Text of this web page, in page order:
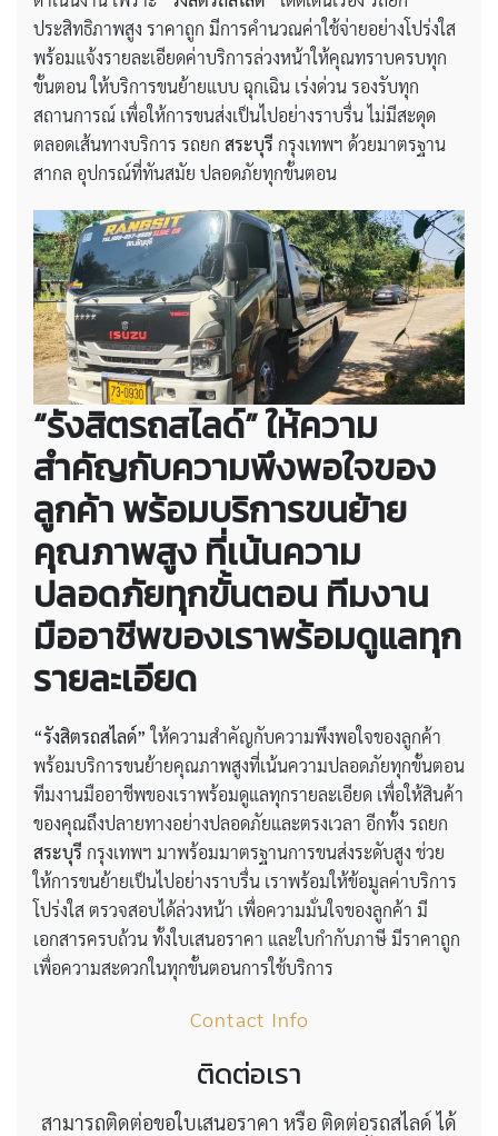
ประสิทธิภาพสูง ราคาถูก มีการคำนวณค่าใช้จ่ายอย่างโปร่งใส
พร้อมแจ้งรายละเอียดค่าบริการล่วงหน้าให้คุณทราบครบทุก
ขั้นตอน ให้บริการขนย้ายแบบ ฉุกเฉิน เร่งด่วน รองรับทุก
สถานการณ์ เพื่อให้การขนส่งเป็นไปอย่างราบรื่น ไม่มีสะดุด
ตลอดเส้นทางบริการ รถยก สระบุรี กรุงเทพฯ ด้วยมาตรฐาน
สากล อุปกรณ์ที่ทันสมัย ปลอดภัยทุกขั้นตอน
“รังสิตรถสไลด์” ให้ความ
สำคัญกับความพึงพอใจของ
ลูกค้า พร้อมบริการขนย้าย
คุณภาพสูง ที่เน้นความ
ปลอดภัยทุกขั้นตอน ทีมงาน
มืออาชีพของเราพร้อมดูแลทุก
รายละเอียด
“รังสิตรถสไลด์” ให้ความสำคัญกับความพึงพอใจของลูกค้า
พร้อมบริการขนย้ายคุณภาพสูงที่เน้นความปลอดภัยทุกขั้นตอน
ทีมงานมืออาชีพของเราพร้อมดูแลทุกรายละเอียด เพื่อให้สินค้า
ของคุณถึงปลายทางอย่างปลอดภัยและตรงเวลา อีกทั้ง รถยก
สระบุรี กรุงเทพฯ มาพร้อมมาตรฐานการขนส่งระดับสูง ช่วย
ให้การขนย้ายเป็นไปอย่างราบรื่น เราพร้อมให้ข้อมูลค่าบริการ
โปร่งใส ตรวจสอบได้ล่วงหน้า เพื่อความมั่นใจของลูกค้า มี
เอกสารครบถ้วน ทั้งใบเสนอราคา และใบกำกับภาษี มีราคาถูก
เพื่อความสะดวกในทุกขั้นตอนการใช้บริการ
Contact Info
ติดต่อเรา
สามารถติดต่อขอใบเสนอราคา หรือ ติดต่อรถสไลด์ ได้